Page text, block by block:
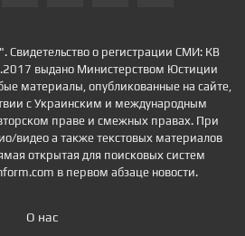
о регистрации СМИ: КВ
выдано Министерством Юстиции
материалы, опубликованные на сайте,
с Украинским и международным
праве и смежных правах. При
видео а также текстовых материалов
открытая для поисковых систем
в первом абзаце новости.
О нас